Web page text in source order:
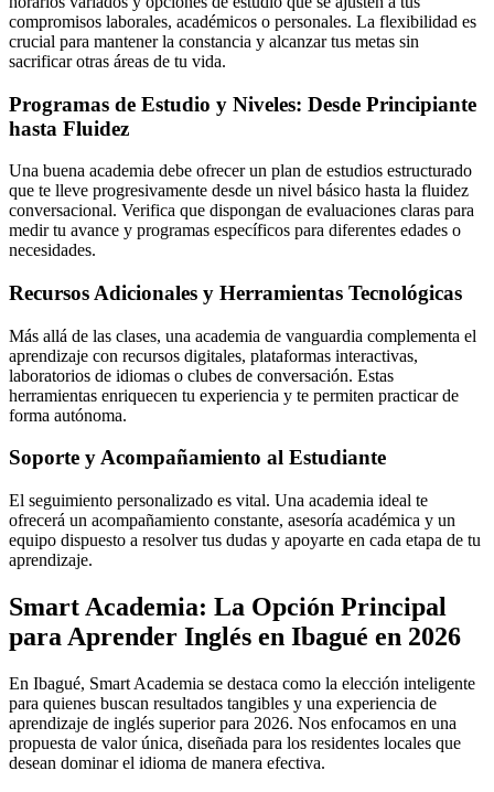
compromisos laborales, académicos o personales. La flexibilidad es
crucial para mantener la constancia y alcanzar tus metas sin
sacrificar otras áreas de tu vida.
Programas de Estudio y Niveles: Desde Principiante
hasta Fluidez
Una buena academia debe ofrecer un plan de estudios estructurado
que te lleve progresivamente desde un nivel básico hasta la fluidez
conversacional. Verifica que dispongan de evaluaciones claras para
medir tu avance y programas específicos para diferentes edades o
necesidades.
Recursos Adicionales y Herramientas Tecnológicas
Más allá de las clases, una academia de vanguardia complementa el
aprendizaje con recursos digitales, plataformas interactivas,
laboratorios de idiomas o clubes de conversación. Estas
herramientas enriquecen tu experiencia y te permiten practicar de
forma autónoma.
Soporte y Acompañamiento al Estudiante
El seguimiento personalizado es vital. Una academia ideal te
ofrecerá un acompañamiento constante, asesoría académica y un
equipo dispuesto a resolver tus dudas y apoyarte en cada etapa de tu
aprendizaje.
Smart Academia: La Opción Principal
para Aprender Inglés en Ibagué en 2026
En Ibagué, Smart Academia se destaca como la elección inteligente
para quienes buscan resultados tangibles y una experiencia de
aprendizaje de inglés superior para 2026. Nos enfocamos en una
propuesta de valor única, diseñada para los residentes locales que
desean dominar el idioma de manera efectiva.